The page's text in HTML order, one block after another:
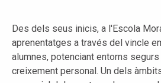
Des dels seus inicis, a l'Escola
aprenentatges a través del vincle
alumnes, potenciant entorns
creixement personal. Un dels